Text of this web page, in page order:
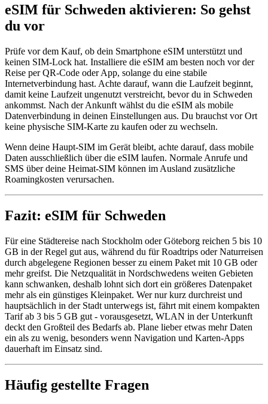
eSIM für Schweden aktivieren: So gehst
du vor
Prüfe vor dem Kauf, ob dein Smartphone eSIM unterstützt und
keinen SIM-Lock hat. Installiere die eSIM am besten noch vor der
Reise per QR-Code oder App, solange du eine stabile
Internetverbindung hast. Achte darauf, wann die Laufzeit beginnt,
damit keine Laufzeit ungenutzt verstreicht, bevor du in Schweden
ankommst. Nach der Ankunft wählst du die eSIM als mobile
Datenverbindung in deinen Einstellungen aus. Du brauchst vor Ort
keine physische SIM-Karte zu kaufen oder zu wechseln.
Wenn deine Haupt-SIM im Gerät bleibt, achte darauf, dass mobile
Daten ausschließlich über die eSIM laufen. Normale Anrufe und
SMS über deine Heimat-SIM können im Ausland zusätzliche
Roamingkosten verursachen.
Fazit: eSIM für Schweden
Für eine Städtereise nach Stockholm oder Göteborg reichen 5 bis 10
GB in der Regel gut aus, während du für Roadtrips oder Naturreisen
durch abgelegene Regionen besser zu einem Paket mit 10 GB oder
mehr greifst. Die Netzqualität in Nordschwedens weiten Gebieten
kann schwanken, deshalb lohnt sich dort ein größeres Datenpaket
mehr als ein günstiges Kleinpaket. Wer nur kurz durchreist und
hauptsächlich in der Stadt unterwegs ist, fährt mit einem kompakten
Tarif ab 3 bis 5 GB gut - vorausgesetzt, WLAN in der Unterkunft
deckt den Großteil des Bedarfs ab. Plane lieber etwas mehr Daten
ein als zu wenig, besonders wenn Navigation und Karten-Apps
dauerhaft im Einsatz sind.
Häufig gestellte Fragen